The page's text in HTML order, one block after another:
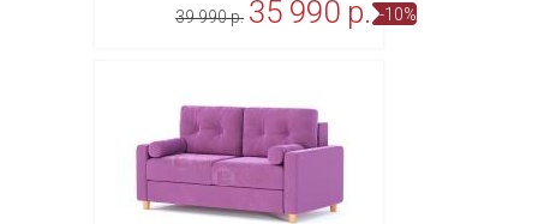
39 990 p. -10%
35 990 p.